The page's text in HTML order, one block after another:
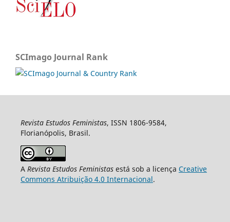
SCImago Journal Rank
Revista Estudos Feministas, ISSN 1806-9584,
Florianópolis, Brasil.
A Revista Estudos Feministasestá sob a licença Creative
Commons Atribuição 4.0 Internacional.